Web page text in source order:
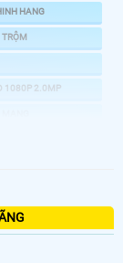
HANG
1080P 2.0MP